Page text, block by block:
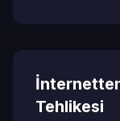
Tehlikesi